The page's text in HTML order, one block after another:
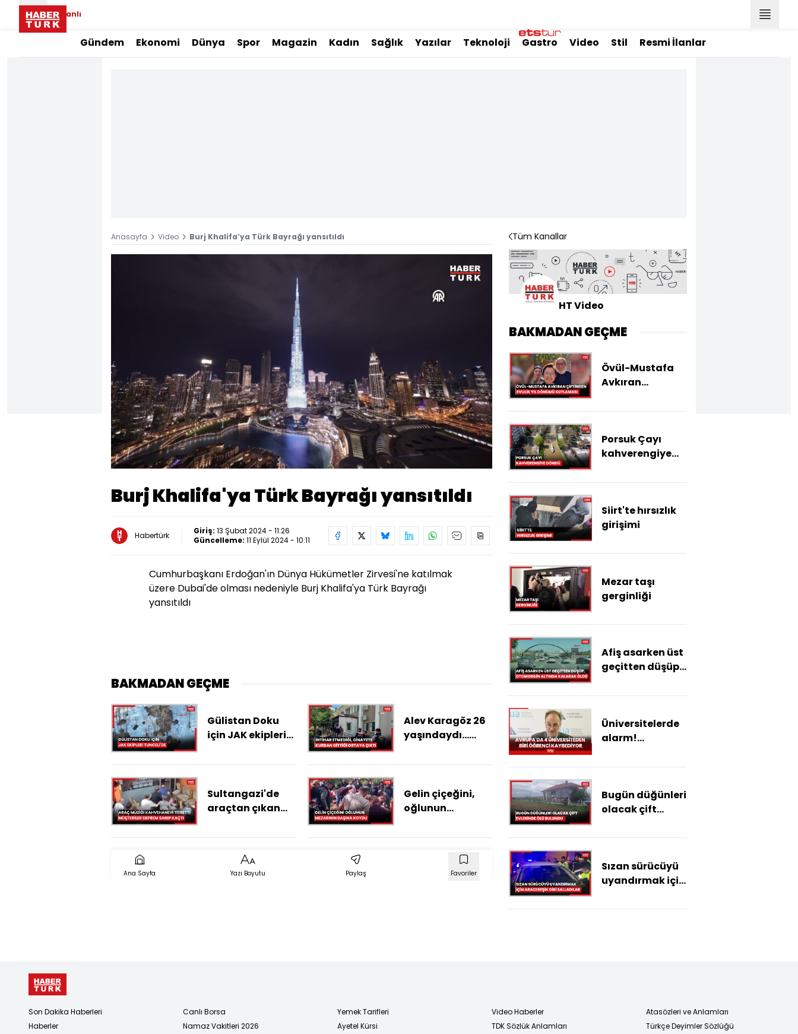
Canlı
Gündem Ekonomi Dünya Spor Magazin Kadın Sağlık Yazılar Teknoloji Gastro Video Stil Resmi İlanlar
Anasayfa Video Burj Khalifa’ya Türk Bayrağı yansıtıldı
Sesi
Aç
Yüklendi:
100.00%
Burj Khalifa'ya Türk Bayrağı yansıtıldı
Habertürk Giriş: 13 Şubat 2024 - 11:26
Güncelleme: 11 Eylül 2024 - 10:11
Cumhurbaşkanı Erdoğan'ın Dünya Hükümetler Zirvesi'ne katılmak
üzere Dubai'de olması nedeniyle Burj Khalifa'ya Türk Bayrağı
yansıtıldı
BAKMADAN GEÇME
Gülistan Doku
için JAK ekipleri
Alev Karagöz 26
yaşındaydı...
demişlerdi... Fail
Sultangazi'de
araçtan çıkan
kahvehanenin
müşteriler
deprem sanıp
Gelin çiçeğini,
oğlunun
başına koydu
Ana Sayfa Yazı Boyutu Paylaş Favoriler
Tüm Kanallar
HT Video
BAKMADAN GEÇME
Övül-Mustafa
Avkıran
yıl dönümü
Porsuk Çayı
kahverengiye
Siirt'te hırsızlık
girişimi
Mezar taşı
gerginliği
Afiş asarken üst
geçitten düşüp,
altında kalarak
Üniversitelerde
alarm!
üniversiteden
kaybediyor
Bugün düğünleri
olacak çift
bulundu
Sızan sürücüyü
uyandırmak için
salladılar
Son Dakika Haberleri
Haberler
Canlı Borsa
Namaz Vakitleri 2026
Yemek Tarifleri
Ayetel Kürsi
Video Haberler
TDK Sözlük Anlamları
Atasözleri ve Anlamları
Türkçe Deyimler Sözlüğü